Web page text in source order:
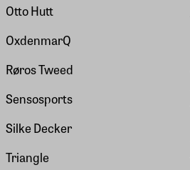
Otto Hutt
OxdenmarQ
Røros Tweed
Sensosports
Silke Decker
Triangle